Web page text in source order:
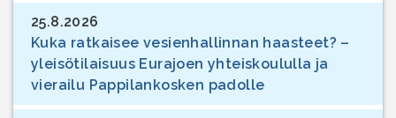
25.8.2026
Kuka ratkaisee vesienhallinnan haasteet? –
yleisötilaisuus Eurajoen yhteiskoululla ja
vierailu Pappilankosken padolle